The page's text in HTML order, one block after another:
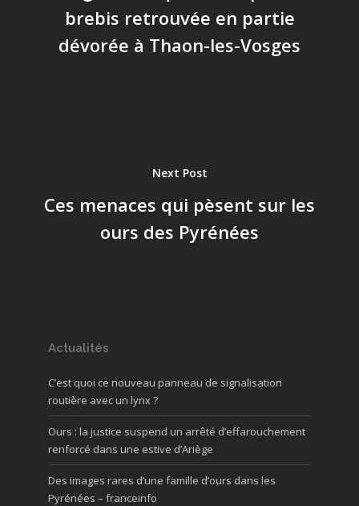
brebis retrouvée en partie
dévorée à Thaon-les-Vosges
Next Post
Ces menaces qui pèsent sur les
ours des Pyrénées
Actualités
C’est quoi ce nouveau panneau de signalisation
routière avec un lynx ?
Ours : la justice suspend un arrêté d’effarouchement
renforcé dans une estive d’Ariège
Des images rares d’une famille d’ours dans les
Pyrénées – franceinfo